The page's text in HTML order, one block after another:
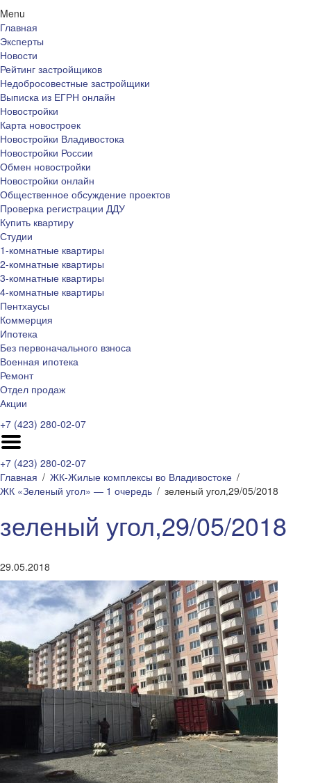
Menu
Главная
Эксперты
Новости
Рейтинг застройщиков
Недобросовестные застройщики
Выписка из ЕГРН онлайн
Новостройки
Карта новостроек
Новостройки Владивостока
Новостройки России
Обмен новостройки
Новостройки онлайн
Общественное обсуждение проектов
Проверка регистрации ДДУ
Купить квартиру
Студии
1-комнатные квартиры
2-комнатные квартиры
3-комнатные квартиры
4-комнатные квартиры
Пентхаусы
Коммерция
Ипотека
Без первоначального взноса
Военная ипотека
Ремонт
Отдел продаж
Акции
+7 (423) 280-02-07
+7 (423) 280-02-07
Главная
ЖК-Жилые комплексы во Владивостоке
ЖК «Зеленый угол» — 1 очередь
зеленый угол,29/05/2018
зеленый угол,29/05/2018
29.05.2018